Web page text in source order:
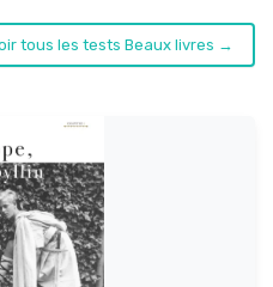
tous les tests Beaux livres →